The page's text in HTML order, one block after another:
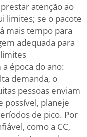
atenção ao
limites; se o pacote
mais tempo para
adequada para
época do ano:
demanda, o
pessoas enviam
possível, planeje
de pico. Por
como a CC,